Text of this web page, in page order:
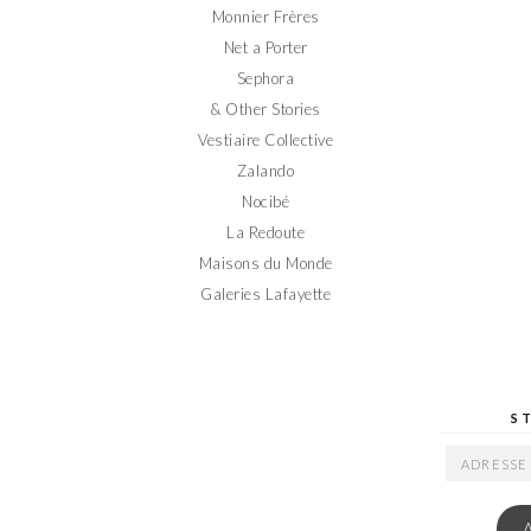
Monnier Frères
Net a Porter
Sephora
& Other Stories
Vestiaire Collective
Zalando
Nocibé
La Redoute
Maisons du Monde
Galeries Lafayette
ADRESSE